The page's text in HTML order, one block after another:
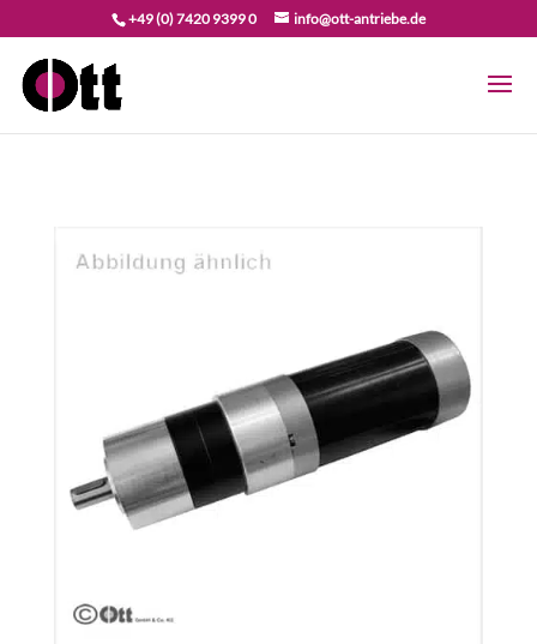
+49 (0) 7420 9399 0 info@ott-antriebe.de